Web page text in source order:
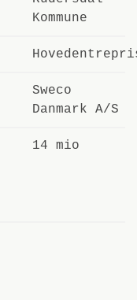
Kommune
Sweco
Danmark A/S
14 mio